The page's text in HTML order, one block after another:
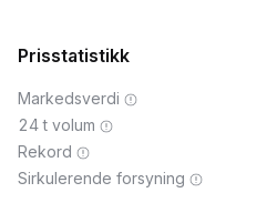
Prisstatistikk
Markedsverdi
24 t volum
Rekord
Sirkulerende forsyning